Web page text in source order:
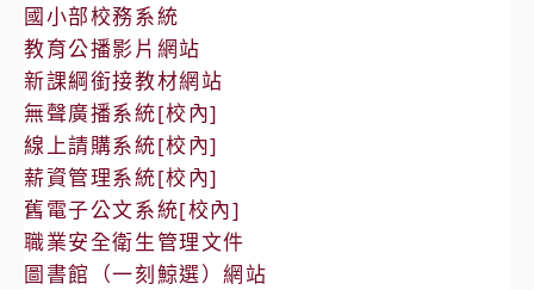
國小部校務系統
教育公播影片網站
新課綱銜接教材網站
無聲廣播系統[校內]
線上請購系統[校內]
薪資管理系統[校內]
舊電子公文系統[校內]
職業安全衛生管理文件
圖書館（一刻鯨選）網站